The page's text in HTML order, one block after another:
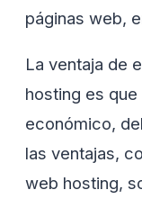
páginas web,
La ventaja de
hosting es
económico,
las ventajas,
web hosting,